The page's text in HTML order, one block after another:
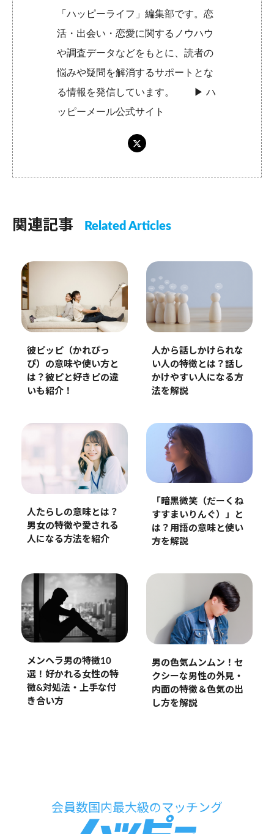
「ハッピーライフ」編集部です。恋
活・出会い・恋愛に関するノウハウ
や調査データなどをもとに、読者の
悩みや疑問を解消するサポートとな
る情報を発信しています。 ▶︎ハ
ッピーメール公式サイト
関連記事 Related Articles
彼ピッピ（かれぴっ
ぴ）の意味や使い方と
は？彼ピと好きピの違
いも紹介！
人から話しかけられな
い人の特徴とは？話し
かけやすい人になる方
法を解説
人たらしの意味とは？
男女の特徴や愛される
人になる方法を紹介
「暗黒微笑（だーくね
すすまいりんぐ）」と
は？用語の意味と使い
方を解説
メンヘラ男の特徴10
選！好かれる女性の特
徴&対処法・上手な付
き合い方
男の色気ムンムン！セ
クシーな男性の外見・
内面の特徴＆色気の出
し方を解説